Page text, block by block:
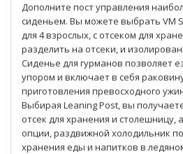
Дополните пост управления
сиденьем. Вы можете выбрать VM
для 4 взрослых, с отсеком для
разделить на отсеки, и
Сиденье для гурманов позволяет
упором и включает в себя
приготовления превосходного
Выбирая Leaning Post, вы
отсек для хранения и столешницу,
опции, раздвижной холодильник
хранения еды и напитков в